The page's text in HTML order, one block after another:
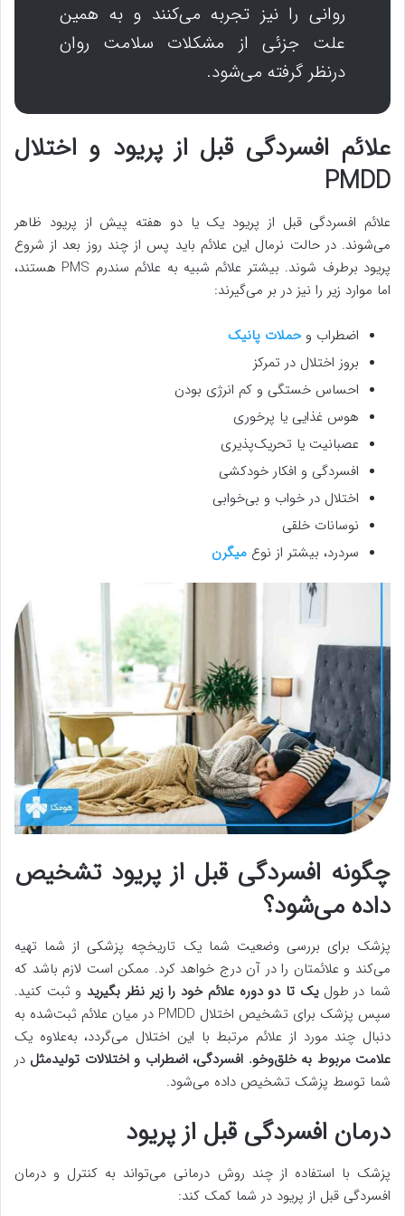
روانی را نیز تجربه می‌کنند و به همین
علت جزئی از مشکلات سلامت روان
درنظر گرفته می‌شود.
علائم افسردگی قبل از پریود و اختلال
PMDD
علائم افسردگی قبل از پریود یک یا دو هفته پیش از پریود ظاهر
می‌شوند. در حالت نرمال این علائم باید پس از چند روز بعد از شروع
پریود برطرف شوند. بیشتر علائم شبیه به علائم سندرم PMS هستند،
اما موارد زیر را نیز در بر می‌گیرند:
اضطراب وحملات پانیک
بروز اختلال در تمرکز
احساس خستگی و کم انرژی بودن
هوس غذایی یا پرخوری
عصبانیت یا تحریک‌پذیری
افسردگی و افکار خودکشی
اختلال در خواب و بی‌خوابی
نوسانات خلقی
سردرد، بیشتر از نوع میگرن
چگونه افسردگی قبل از پریود تشخیص
داده می‌شود؟
پزشک برای بررسی وضعیت شما یک تاریخچه پزشکی از شما تهیه
می‌کند و علائمتان را در آن درج خواهد کرد. ممکن است لازم باشد که
شما در طولیک تا دو دوره علائم خود را زیر نظر بگیریدو ثبت کنید.
سپس پزشک برای تشخیص اختلال PMDD در میان علائم ثبت‌شده به
دنبال چند مورد از علائم مرتبط با این اختلال می‌گردد، به‌علاوه یک
علامت مربوط به خلق‌وخو. افسردگی، اضطراب و اختلالات تولیدمثل در
شما توسط پزشک تشخیص داده می‌شود.
درمان افسردگی قبل از پریود
پزشک با استفاده از چند روش درمانی می‌تواند به کنترل و درمان
افسردگی قبل از پریود در شما کمک کند: